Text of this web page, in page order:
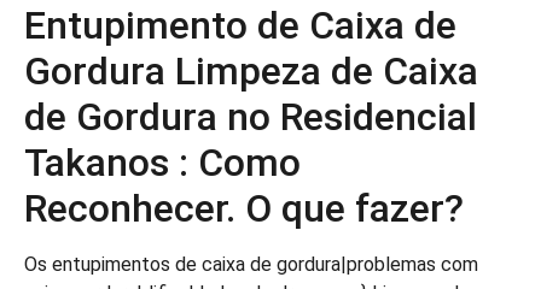
Entupimento de Caixa de
Gordura Limpeza de Caixa
de Gordura no Residencial
Takanos : Como
Reconhecer. O que fazer?
Os entupimentos de caixa de gordura|problemas com